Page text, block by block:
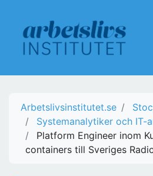
Arbetslivsinstitutet.se
Systemanalytiker och IT-
Platform Engineer inom
containers till Sveriges